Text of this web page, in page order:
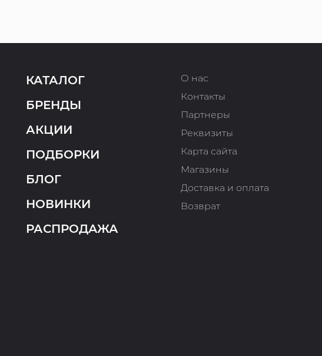
КАТАЛОГ
БРЕНДЫ
АКЦИИ
ПОДБОРКИ
БЛОГ
НОВИНКИ
РАСПРОДАЖА
О нас
Контакты
Партнеры
Реквизиты
Карта сайта
Магазины
Доставка и оплата
Возврат